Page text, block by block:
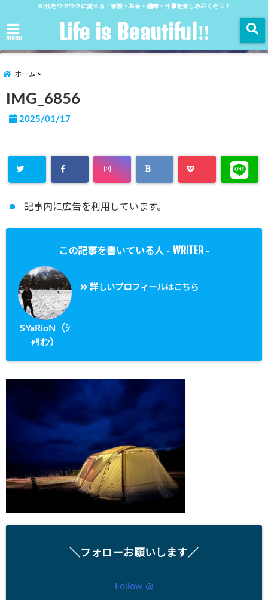
40代をワクワクに変える！家族・お金・趣味・仕事を楽しみ尽くそう！
menu Life is Beautiful‼︎
ホーム
IMG_6856
2025/01/17
記事内に広告を利用しています。
この記事を書いている人 - WRITER -
SYaRioN（ｼ
ｬﾘｵﾝ）
詳しいプロフィールはこちら
＼フォローお願いします／
Follow @